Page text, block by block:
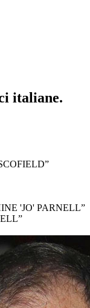
italiane.
”
'JO' PARNELL”